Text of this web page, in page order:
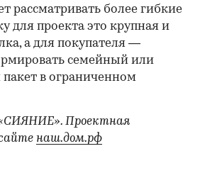
рассматривать более гибкие
для проекта это крупная и
а для покупателя —
семейный или
в ограниченном
Проектная
наш.дом.рф